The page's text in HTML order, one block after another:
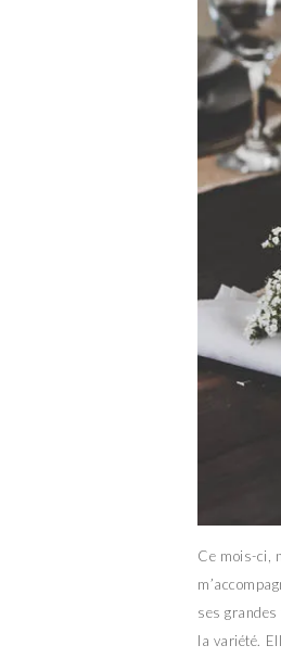
Ce mois-ci,
ses
la variété.